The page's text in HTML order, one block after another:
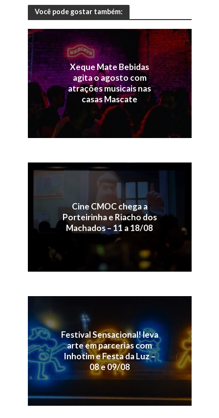
Você pode gostar também:
Xeque Mate Bebidas
agita o agosto com
atrações musicais nas
casas Mascate
Cine CMOC chega a
Porteirinha e Riacho dos
Machados – 11 a 18/08
Festival Sensacional! leva
arte em parcerias com
Inhotim e Festa da Luz –
08 e 09/08